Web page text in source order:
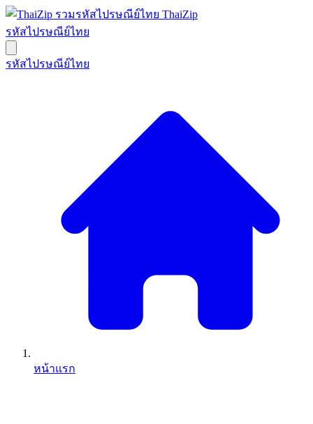
ThaiZip
รหัสไปรษณีย์ไทย
รหัสไปรษณีย์ไทย
หน้าแรก